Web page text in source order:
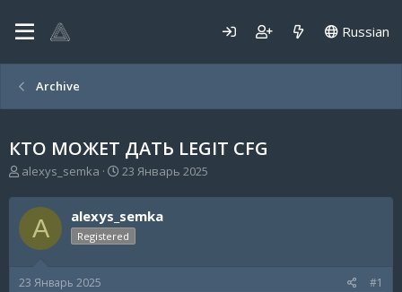
Russian
Archive
КТО МОЖЕТ ДАТЬ LEGIT CFG
А
т
о
р
м
alexys_semka
Д
т
а
н
23 Январь 2025
A alexys_semka
Registered
23 Январь 2025 #1